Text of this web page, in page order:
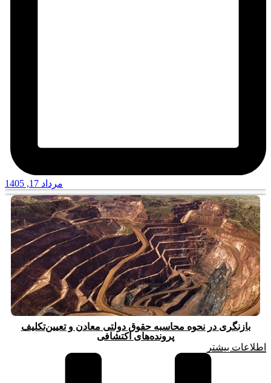
مرداد 17, 1405
بازنگری در نحوه محاسبه حقوق دولتی معادن و تعیین‌تکلیف
پرونده‌های اکتشافی
اطلاعات بیشتر